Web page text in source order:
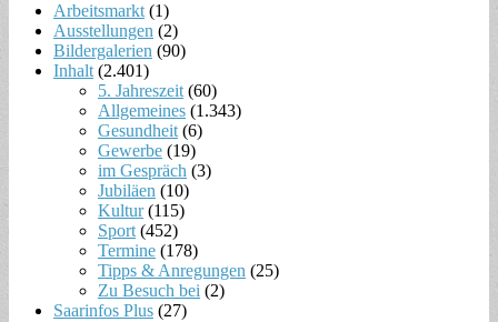
Arbeitsmarkt (1)
Ausstellungen (2)
Bildergalerien (90)
Inhalt (2.401)
5. Jahreszeit (60)
Allgemeines (1.343)
Gesundheit (6)
Gewerbe (19)
im Gespräch (3)
Jubiläen (10)
Kultur(115)
Sport (452)
Termine (178)
Tipps & Anregungen (25)
Zu Besuch bei (2)
Saarinfos Plus (27)